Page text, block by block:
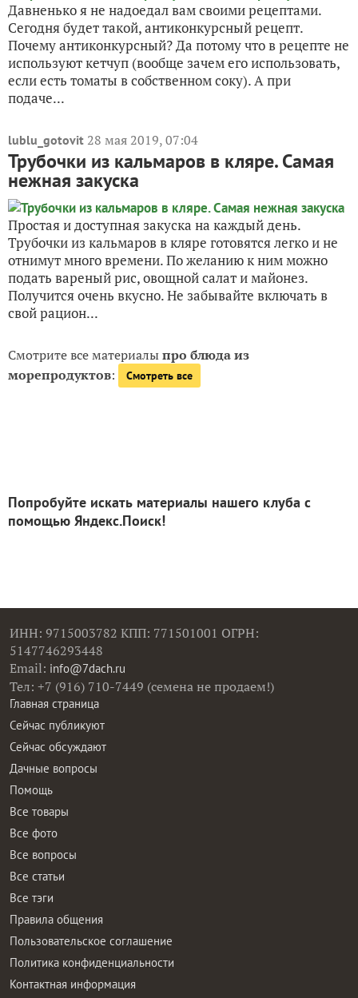
Давненько я не надоедал вам своими рецептами.
Сегодня будет такой, антиконкурсный рецепт.
Почему антиконкурсный? Да потому что в рецепте не
используют кетчуп (вообще зачем его использовать,
если есть томаты в собственном соку). А при
подаче...
lublu_gotovit 28 мая 2019, 07:04
Трубочки из кальмаров в кляре. Самая
нежная закуска
Простая и доступная закуска на каждый день.
Трубочки из кальмаров в кляре готовятся легко и не
отнимут много времени. По желанию к ним можно
подать вареный рис, овощной салат и майонез.
Получится очень вкусно. Не забывайте включать в
свой рацион...
Смотрите все материалыпро блюда из
морепродуктов: Смотреть все
Попробуйте искать материалы нашего клуба с
помощью Яндекс.Поиск!
ИНН: 9715003782 КПП: 771501001 ОГРН:
5147746293448
Email: info@7dach.ru
Тел: +7 (916) 710-7449 (семена не продаем!)
Главная страница
Сейчас публикуют
Сейчас обсуждают
Дачные вопросы
Помощь
Все товары
Все фото
Все вопросы
Все статьи
Все тэги
Правила общения
Пользовательское соглашение
Политика конфиденциальности
Контактная информация